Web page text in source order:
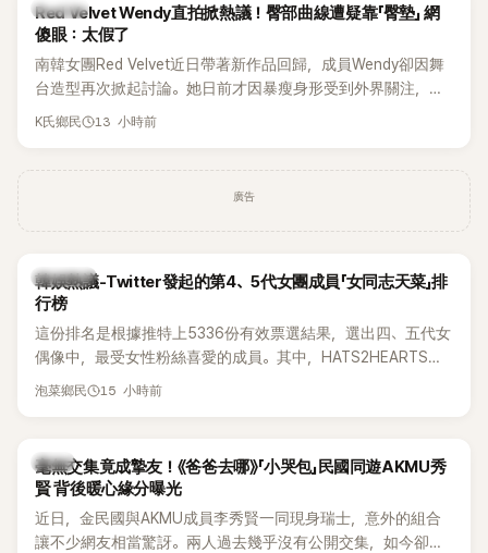
K-POP
Red Velvet Wendy直拍掀熱議！臀部曲線遭疑靠「臀墊」 網
傻眼：太假了
南韓女團Red Velvet近日帶著新作品回歸，成員Wendy卻因舞
台造型再次掀起討論。她日前才因暴瘦身形受到外界關注，又
被質疑在舞台上使用臀墊，如今最新打歌舞台曝光後，再度因
K氏鄉民 13 小時前
廣告
熱議討論
韓娛熱議-Twitter發起的第4、5代女團成員「女同志天菜」排
行榜
這份排名是根據推特上5336份有效票選結果，選出四、五代女
偶像中，最受女性粉絲喜愛的成員。其中，HATS2HEARTS成
員包攬了前三名，展現了她們在女性社群中的高人氣。
泡菜鄉民 15 小時前
韓星
毫無交集竟成摯友！《爸爸去哪》「小哭包」民國同遊AKMU秀
賢 背後暖心緣分曝光
近日，金民國與AKMU成員李秀賢一同現身瑞士，意外的組合
讓不少網友相當驚訝。兩人過去幾乎沒有公開交集，如今卻一